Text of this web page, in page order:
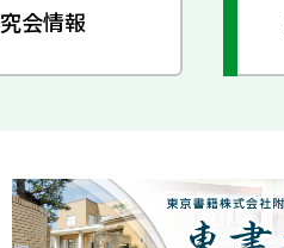
会情報